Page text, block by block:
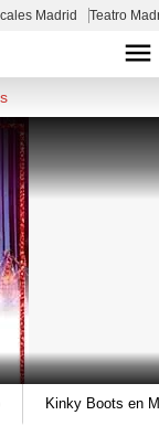
Madrid Teatro
Kinky Boots en